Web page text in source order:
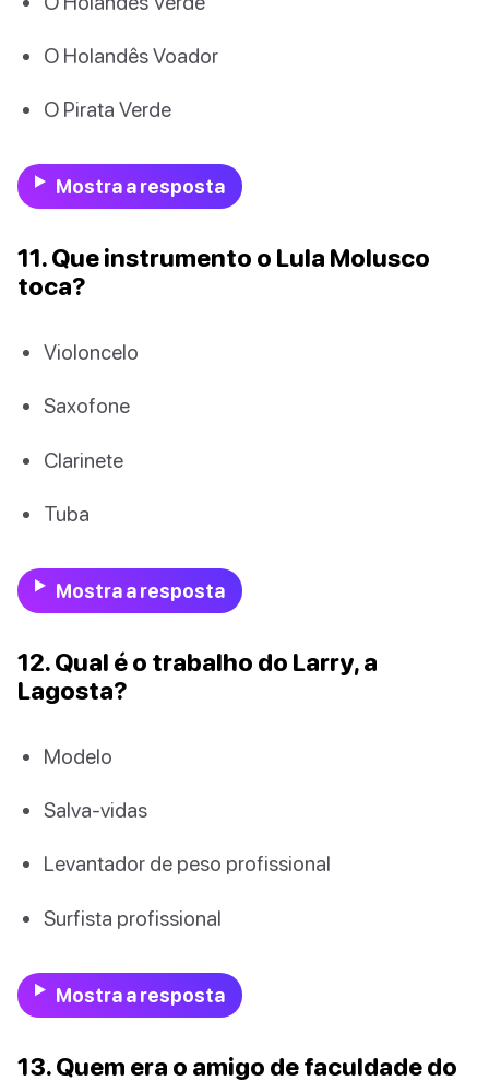
O Holandês Voador
O Pirata Verde
Mostra a resposta
11. Que instrumento o Lula Molusco
toca?
Violoncelo
Saxofone
Clarinete
Tuba
Mostra a resposta
12. Qual é o trabalho do Larry, a
Lagosta?
Modelo
Salva-vidas
Levantador de peso profissional
Surfista profissional
Mostra a resposta
13. Quem era o amigo de faculdade do